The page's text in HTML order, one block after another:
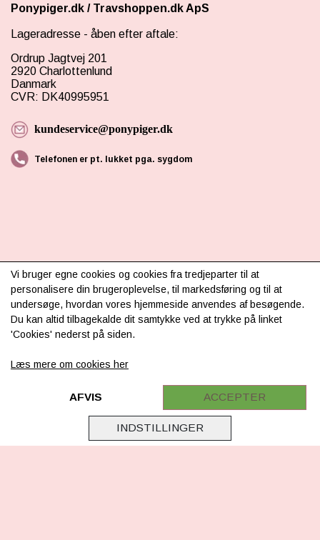
Ponypiger.dk / Travshoppen.dk ApS
Lageradresse - åben efter aftale:
Ordrup Jagtvej 201
2920 Charlottenlund
Danmark
CVR: DK40995951
kundeservice@ponypiger.dk
Telefonen er pt. lukket pga. sygdom
INFORMATION
Om os
Levering & betaling
Retur
Samarbejde
Cookie & Privatlivsoplysninger
Vi bruger egne cookies og cookies fra tredjeparter til at
personalisere din brugeroplevelse, til markedsføring og til at
undersøge, hvordan vores hjemmeside anvendes af besøgende.
Du kan altid tilbagekalde dit samtykke ved at trykke på linket
'Cookies' nederst på siden.
Læs mere om cookies her
INDSTILLINGER
AFVIS ACCEPTER